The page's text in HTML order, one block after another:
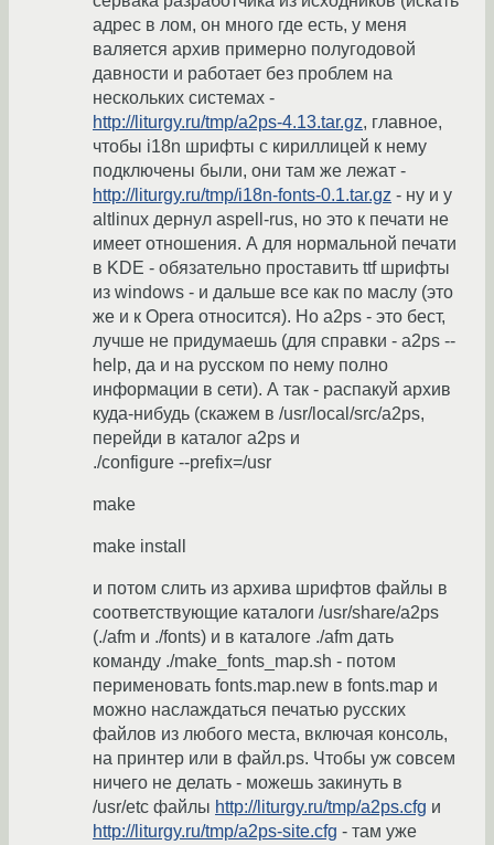
адрес в лом, он много где есть, у меня
валяется архив примерно полугодовой
давности и работает без проблем на
нескольких системах -
http://liturgy.ru/tmp/a2ps-4.13.tar.gz, главное,
чтобы i18n шрифты с кириллицей к нему
подключены были, они там же лежат -
http://liturgy.ru/tmp/i18n-fonts-0.1.tar.gz - ну и у
altlinux дернул aspell-rus, но это к печати не
имеет отношения. А для нормальной печати
в KDE - обязательно проставить ttf шрифты
из windows - и дальше все как по маслу (это
же и к Opera относится). Но a2ps - это бест,
лучше не придумаешь (для справки - a2ps --
help, да и на русском по нему полно
информации в сети). А так - распакуй архив
куда-нибудь (скажем в /usr/local/src/a2ps,
перейди в каталог a2ps и
./configure --prefix=/usr
make
make install
и потом слить из архива шрифтов файлы в
соответствующие каталоги /usr/share/a2ps
(./afm и ./fonts) и в каталоге ./afm дать
команду ./make_fonts_map.sh - потом
перименовать fonts.map.new в fonts.map и
можно наслаждаться печатью русских
файлов из любого места, включая консоль,
на принтер или в файл.ps. Чтобы уж совсем
ничего не делать - можешь закинуть в
/usr/etc файлы http://liturgy.ru/tmp/a2ps.cfg и
http://liturgy.ru/tmp/a2ps-site.cfg - там уже